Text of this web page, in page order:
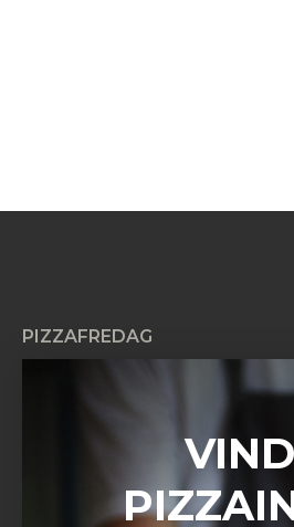
PIZZAFREDAG
Man – Søn:08:00 – 20:00